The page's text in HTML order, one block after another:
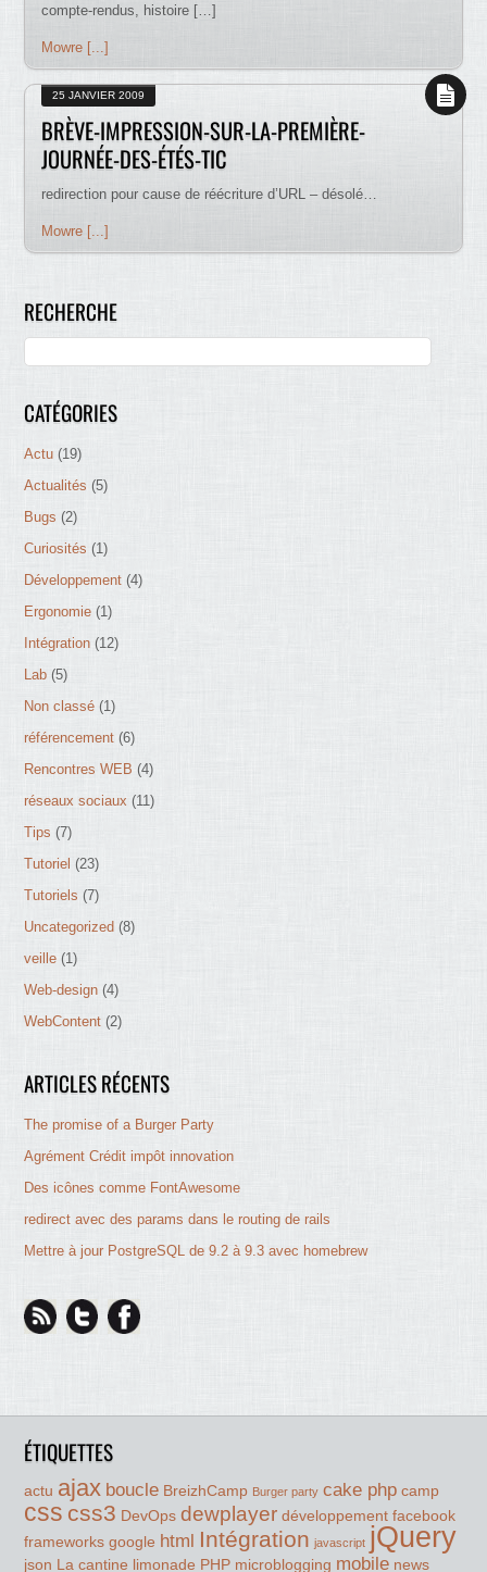
compte-rendus, histoire […]
Mowre [...]
25 JANVIER 2009
BRÈVE-IMPRESSION-SUR-LA-PREMIÈRE-
JOURNÉE-DES-ÉTÉS-TIC
redirection pour cause de réécriture d’URL – désolé…
Mowre [...]
RECHERCHE
CATÉGORIES
Actu (19)
Actualités (5)
Bugs (2)
Curiosités (1)
Développement (4)
Ergonomie (1)
Intégration (12)
Lab (5)
Non classé (1)
référencement (6)
Rencontres WEB (4)
réseaux sociaux (11)
Tips (7)
Tutoriel (23)
Tutoriels (7)
Uncategorized (8)
veille (1)
Web-design (4)
WebContent (2)
ARTICLES RÉCENTS
The promise of a Burger Party
Agrément Crédit impôt innovation
Des icônes comme FontAwesome
redirect avec des params dans le routing de rails
Mettre à jour PostgreSQL de 9.2 à 9.3 avec homebrew
ÉTIQUETTES
actu ajax boucle BreizhCamp Burger party cake php camp
css css3 DevOps dewplayer développement facebook
frameworks google html Intégration javascript jQuery
json La cantine limonade PHP microblogging mobile news